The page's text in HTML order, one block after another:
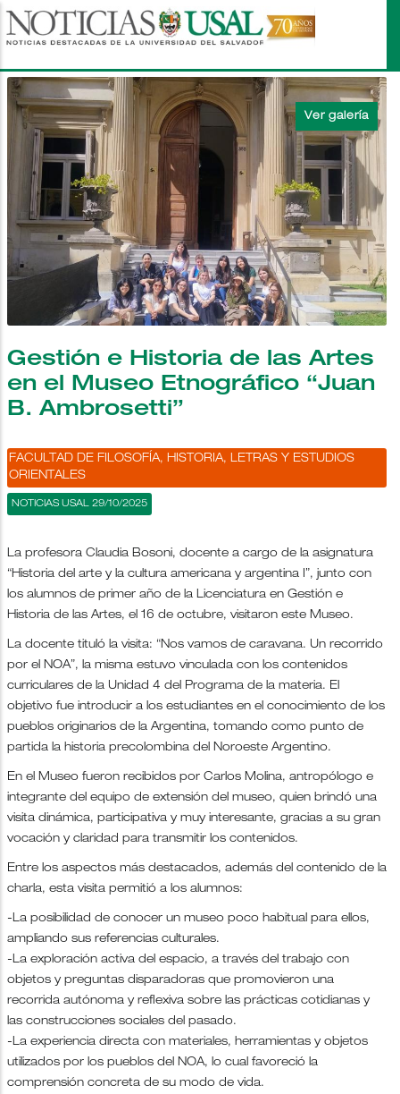
Pasar
al
principal
Gestión e Historia de las Artes
en el Museo Etnográfico “Juan
B. Ambrosetti”
FACULTAD DE FILOSOFÍA, HISTORIA, LETRAS Y ESTUDIOS
ORIENTALES
NOTICIAS USAL 29/10/2025
La profesora Claudia Bosoni, docente a cargo de la asignatura
“Historia del arte y la cultura americana y argentina I”, junto con
los alumnos de primer año de la Licenciatura en Gestión e
Historia de las Artes, el 16 de octubre, visitaron este Museo.
La docente tituló la visita: “Nos vamos de caravana. Un recorrido
por el NOA”, la misma estuvo vinculada con los contenidos
curriculares de la Unidad 4 del Programa de la materia. El
objetivo fue introducir a los estudiantes en el conocimiento de los
pueblos originarios de la Argentina, tomando como punto de
partida la historia precolombina del Noroeste Argentino.
En el Museo fueron recibidos por Carlos Molina, antropólogo e
integrante del equipo de extensión del museo, quien brindó una
visita dinámica, participativa y muy interesante, gracias a su gran
vocación y claridad para transmitir los contenidos.
Entre los aspectos más destacados, además del contenido de la
charla, esta visita permitió a los alumnos:
-La posibilidad de conocer un museo poco habitual para ellos,
ampliando sus referencias culturales.
-La exploración activa del espacio, a través del trabajo con
objetos y preguntas disparadoras que promovieron una
recorrida autónoma y reflexiva sobre las prácticas cotidianas y
las construcciones sociales del pasado.
-La experiencia directa con materiales, herramientas y objetos
utilizados por los pueblos del NOA, lo cual favoreció la
comprensión concreta de su modo de vida.